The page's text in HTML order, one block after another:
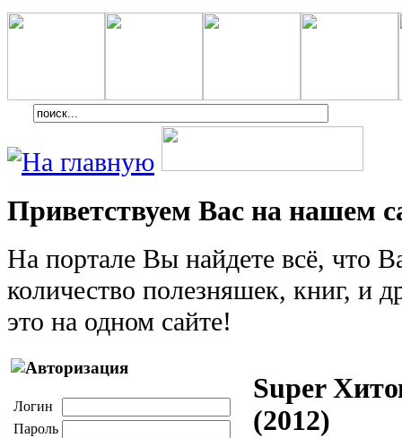
Приветствуем Вас на нашем
На портале Вы найдете всё, что
количество полезняшек, книг, и
это на одном сайте!
Логин
Пароль
Super
(2012)